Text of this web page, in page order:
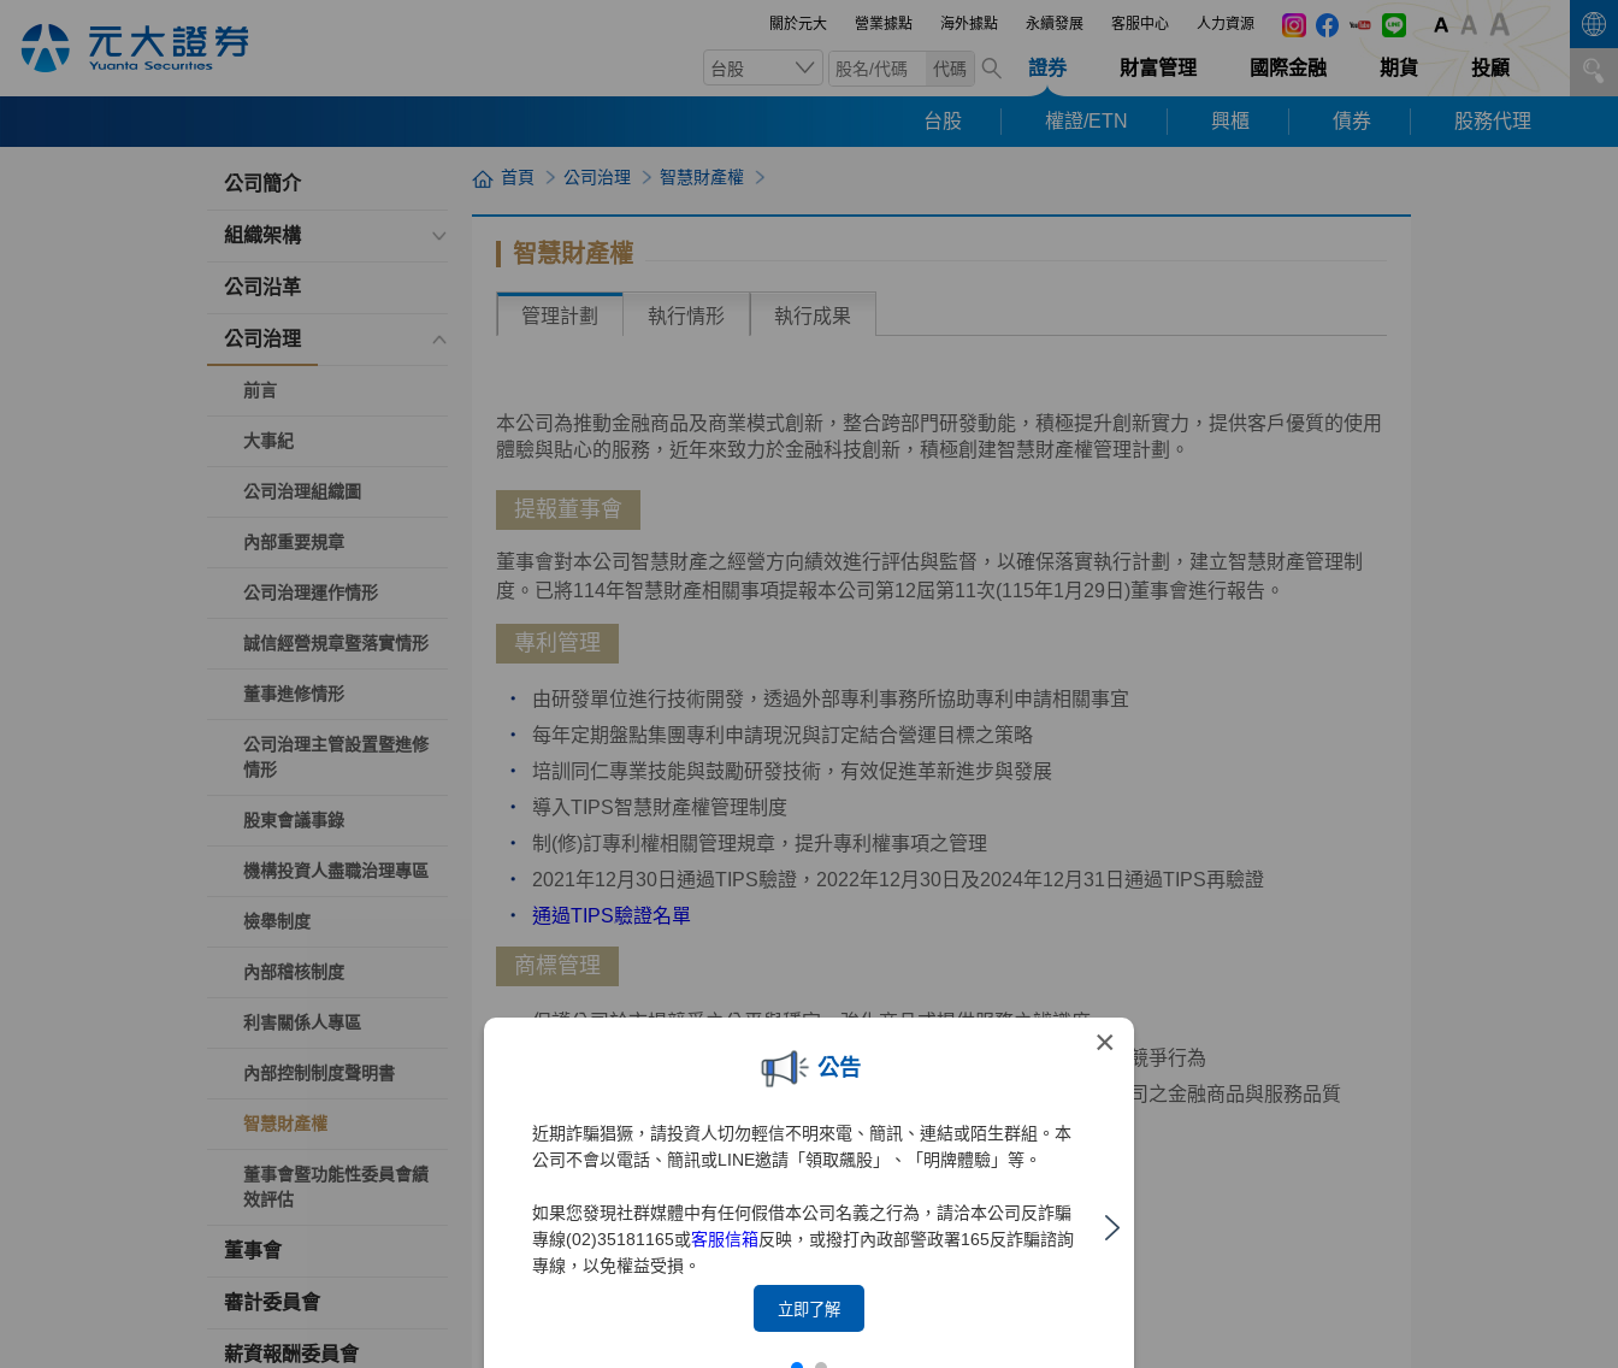
關於元大 營業據點 海外據點 永續發展 客服中心 人力資源
台股 代碼 證券 財富管理 國際金融 期貨 投顧
台股 權證/ETN 興櫃 債券 股務代理
×
公告
近期詐騙猖獗，請投資人切勿輕信不明來電、簡訊、連結或陌生群組。本
公司不會以電話、簡訊或LINE邀請「領取飆股」、「明牌體驗」等。
如果您發現社群媒體中有任何假借本公司名義之行為，請洽本公司反詐騙
專線(02)35181165或客服信箱反映，或撥打內政部警政署165反詐騙諮詢
專線，以免權益受損。
立即了解
公司簡介
組織架構
公司沿革
公司治理
前言
大事紀
公司治理組織圖
內部重要規章
公司治理運作情形
誠信經營規章暨落實情形
董事進修情形
公司治理主管設置暨進修
情形
股東會議事錄
機構投資人盡職治理專區
檢舉制度
內部稽核制度
利害關係人專區
內部控制制度聲明書
智慧財產權
董事會暨功能性委員會績
效評估
董事會
審計委員會
薪資報酬委員會
首頁 公司治理 智慧財產權
智慧財產權
管理計劃 執行情形 執行成果
本公司為推動金融商品及商業模式創新，整合跨部門研發動能，積極提升創新實力，提供客戶優質的使用
體驗與貼心的服務，近年來致力於金融科技創新，積極創建智慧財產權管理計劃。
提報董事會
董事會對本公司智慧財產之經營方向績效進行評估與監督，以確保落實執行計劃，建立智慧財產管理制
度。已將114年智慧財產相關事項提報本公司第12屆第11次(115年1月29日)董事會進行報告。
專利管理
由研發單位進行技術開發，透過外部專利事務所協助專利申請相關事宜
每年定期盤點集團專利申請現況與訂定結合營運目標之策略
培訓同仁專業技能與鼓勵研發技術，有效促進革新進步與發展
導入TIPS智慧財產權管理制度
制(修)訂專利權相關管理規章，提升專利權事項之管理
2021年12月30日通過TIPS驗證，2022年12月30日及2024年12月31日通過TIPS再驗證
通過TIPS驗證名單
商標管理
保護公司於市場競爭之公平與穩定，強化商品或提供服務之辨識度
避免客戶混淆誤認，維護本公司商標權權利及消費者利益，防止不公平競爭行為
取得商標權後，得以排除他人以相同或近似商標侵害本公司，表彰本公司之金融商品與服務品質